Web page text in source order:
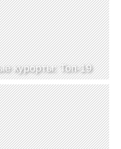
курорты: Топ-19